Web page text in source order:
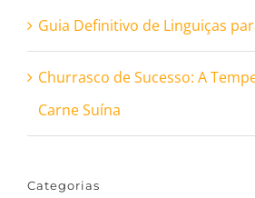
Guia Definitivo de Linguiças
Churrasco de Sucesso: A
Carne Suína
Categorias